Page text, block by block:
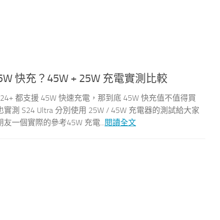
快充？45W + 25W 充電實測比較
都支援 45W 快速充電，那到底 45W 快充值不值得買
測 S24 Ultra 分別使用 25W / 45W 充電器的測試給大家
一個實際的參考45W 充電...閱讀全文